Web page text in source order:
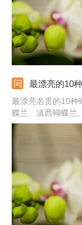
最漂亮的10
最漂亮名贵的10种
蝶兰、滇西蝴蝶兰
蝴蝶兰、菲律宾蝴
值，尤其在开花
暖、通风好且光照